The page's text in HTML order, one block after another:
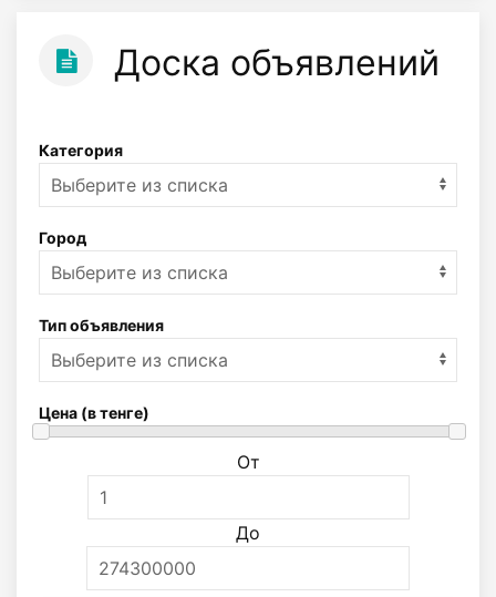
Доска объявлений
Категория
Город
Тип объявления
Цена (в тенге)
От
До